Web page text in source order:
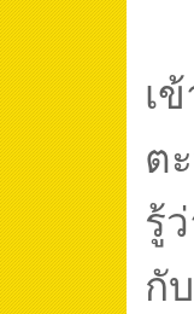
เ
ต
รู้
กั